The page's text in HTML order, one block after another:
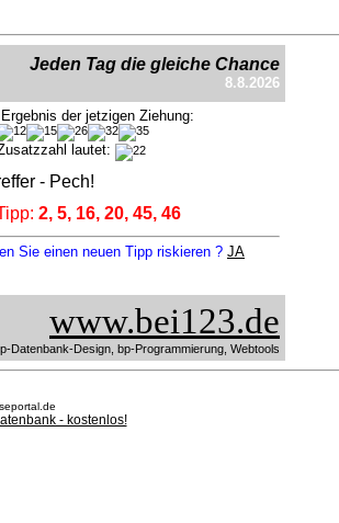
Jeden Tag die gleiche Chance
8.8.2026
der jetzigen Ziehung:
lautet:
- Pech!
2, 5, 16, 20, 45, 46
Sie einen neuen Tipp riskieren ? JA
www.bei123.de
Datenbank-Design, bp-Programmierung, Webtools
- kostenlos!